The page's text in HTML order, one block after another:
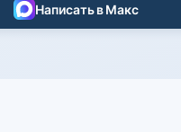
Написать в Макс